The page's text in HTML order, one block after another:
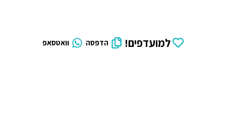
למועדפים! הדפסה וואטסאפ